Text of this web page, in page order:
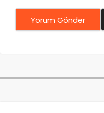
Yorum Gönder